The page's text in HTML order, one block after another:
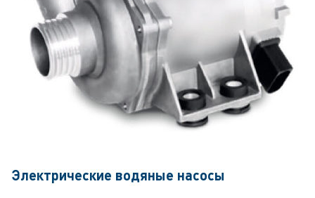
Электрические водяные насосы